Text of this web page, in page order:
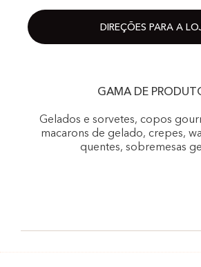
DIREÇÕES PARA A
GAMA DE
Gelados e sorvetes, copos
macarons de gelado, crepes,
quentes, sobremesas